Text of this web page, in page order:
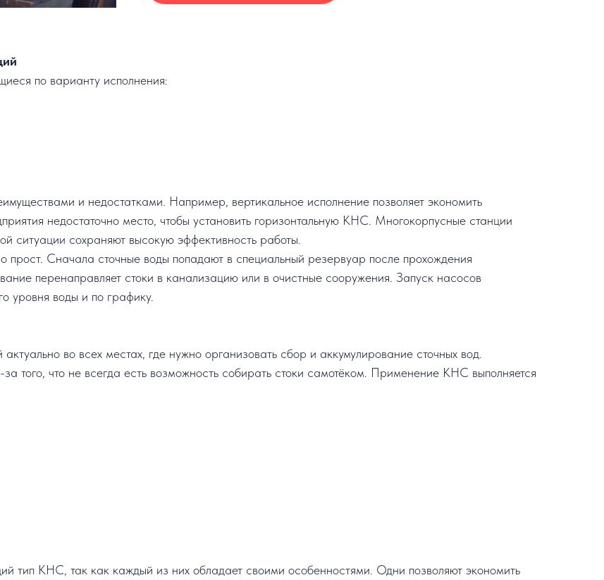
по варианту исполнения:
и недостатками. Например, вертикальное исполнение позволяет экономить
недостаточно место, чтобы установить горизонтальную КНС. Многокорпусные станции
ситуации сохраняют высокую эффективность работы.
прост. Сначала сточные воды попадают в специальный резервуар после прохождения
перенаправляет стоки в канализацию или в очистные сооружения. Запуск насосов
уровня воды и по графику.
во всех местах, где нужно организовать сбор и аккумулирование сточных вод.
того, что не всегда есть возможность собирать стоки самотёком. Применение КНС выполняется
тип КНС, так как каждый из них обладает своими особенностями. Одни позволяют экономить